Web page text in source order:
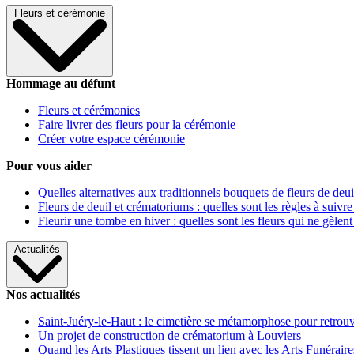
Fleurs et cérémonie
Hommage au défunt
Fleurs et cérémonies
Faire livrer des fleurs pour la cérémonie
Créer votre espace cérémonie
Pour vous aider
Quelles alternatives aux traditionnels bouquets de fleurs de
Fleurs de deuil et crématoriums : quelles sont les règles à
Fleurir une tombe en hiver : quelles sont les fleurs qui ne gèlent
Actualités
Nos actualités
Saint-Juéry-le-Haut : le cimetière se métamorphose pour
Un projet de construction de crématorium à Louviers
Quand les Arts Plastiques tissent un lien avec les Arts